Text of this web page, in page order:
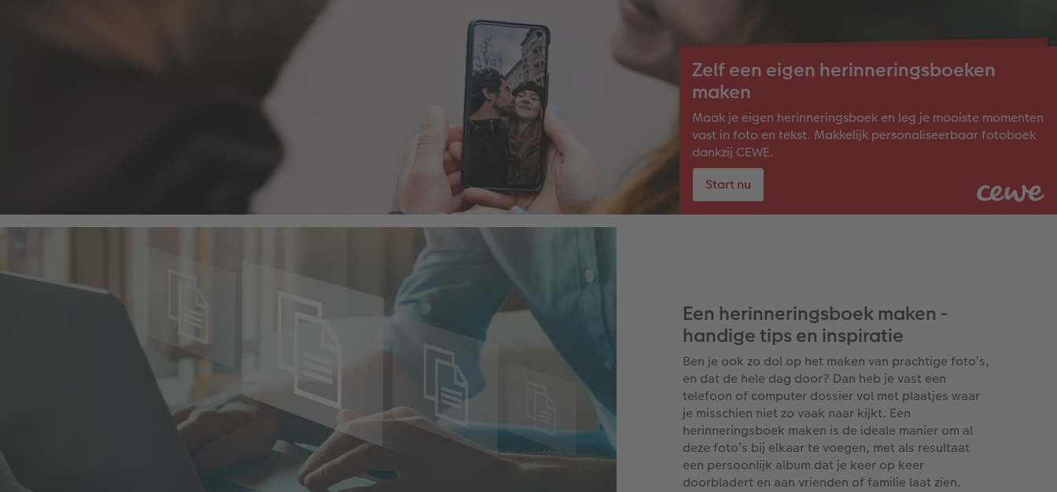
Zelf een eigen herinneringsboeken
maken
Maak je eigen herinneringsboek en leg je mooiste momenten
vast in foto en tekst. Makkelijk personaliseerbaar fotoboek
dankzij CEWE.
Start nu
Een herinneringsboek maken -
handige tips en inspiratie
Ben je ook zo dol op het maken van prachtige foto’s,
en dat de hele dag door? Dan heb je vast een
telefoon of computer dossier vol met plaatjes waar
je misschien niet zo vaak naar kijkt. Een
herinneringsboek maken is de ideale manier om al
deze foto’s bij elkaar te voegen, met als resultaat
een persoonlijk album dat je keer op keer
doorbladert en aan vrienden of familie laat zien.